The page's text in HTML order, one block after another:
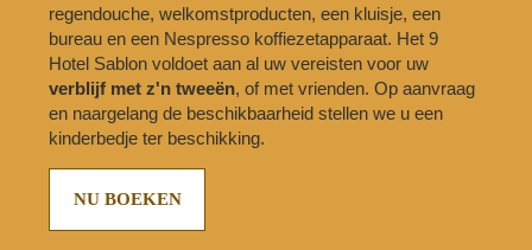
regendouche, welkomstproducten, een kluisje, een
bureau en een Nespresso koffiezetapparaat. Het 9
Hotel Sablon voldoet aan al uw vereisten voor uw
verblijf met z'n tweeën, of met vrienden. Op aanvraag
en naargelang de beschikbaarheid stellen we u een
kinderbedje ter beschikking.
NU BOEKEN